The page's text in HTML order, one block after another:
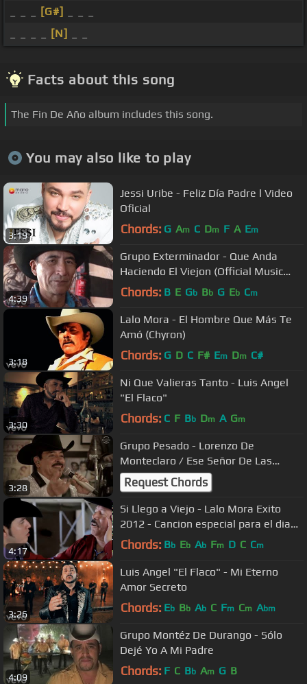
[G#]
[N]
Facts about this song
The Fin De Año album includes this song.
You may also like to play
3:19
Jessi Uribe - Feliz Día Padre l Video
Oficial
Chords: G Am C Dm F A Em
4:39
Grupo Exterminador - Que Anda
Haciendo El Viejon (Official Music
Video)
Chords: B E Gb Bb G Eb Cm
3:18
Lalo Mora - El Hombre Que Más Te
Amó (Chyron)
Chords: G D C F# Em Dm C#
3:30
Ni Que Valieras Tanto - Luis Angel
"El Flaco"
Chords: C F Bb Dm A Gm
3:28
Grupo Pesado - Lorenzo De
Monteclaro / Ese Señor De Las
Canas (En Vivo En La Cantina)
Request Chords
4:17
Si Llego a Viejo - Lalo Mora Exito
2012 - Cancion especial para el dia
del padre
Chords: Bb Eb Ab Fm D C Cm
3:26
Luis Angel "El Flaco" - Mi Eterno
Amor Secreto
Chords: Eb Bb Ab C Fm Cm Abm
4:09
Grupo Montéz De Durango - Sólo
Dejé Yo A Mi Padre
Chords: F C Bb Am G B